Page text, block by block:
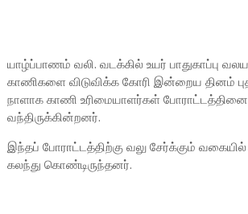
யாழ்ப்பாணம் வலி. வடக்கில் உயர் பாதுகாப்பு
காணிகளை விடுவிக்க கோரி இன்றைய தினம்
நாளாக காணி உரிமையாளர்கள்
வந்திருக்கின்றனர்.
இந்தப் போராட்டத்திற்கு வலு சேர்க்கும்
கலந்து கொண்டிருந்தனர்.